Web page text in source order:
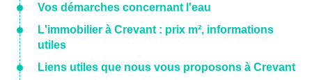
Vos démarches concernant l'eau
L'immobilier à Crevant : prix m², informations
utiles
Liens utiles que nous vous proposons à Crevant